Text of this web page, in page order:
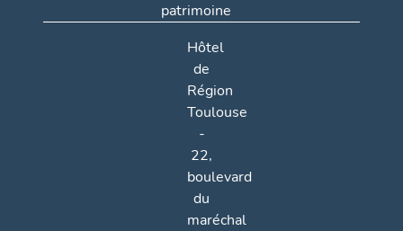
patrimoine
Hôtel
de
Région
Toulouse
-
22,
boulevard
du
maréchal